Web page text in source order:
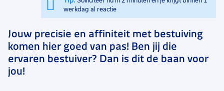
werkdag al reactie
Jouw precisie en affiniteit met bestuiving
komen hier goed van pas! Ben jij die
ervaren bestuiver? Dan is dit de baan voor
jou!